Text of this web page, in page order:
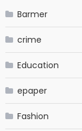
Barmer
crime
Education
epaper
Fashion